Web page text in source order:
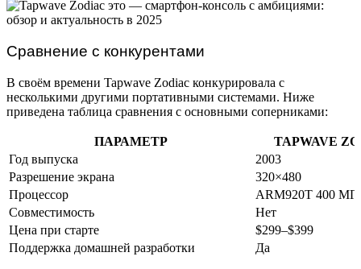
Сравнение с конкурентами
В своём времени Tapwave Zodiac конкурировала с
несколькими другими портативными системами. Ниже
приведена таблица сравнения с основными соперниками:
ПАРАМЕТР
TAPWAVE
Год выпуска
2003
Разрешение экрана
320×480
Процессор
ARM920T 400
Совместимость
Нет
Цена при старте
$299–$399
Поддержка домашней разработки
Да